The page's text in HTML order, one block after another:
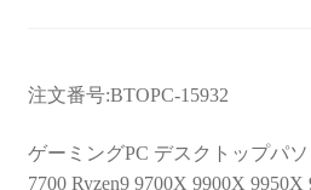
みんなのPC組立履歴
注文番号:BTOPC-15932
ゲーミングPC デスクトップパソ
7700 Ryzen9 9700X 9900X